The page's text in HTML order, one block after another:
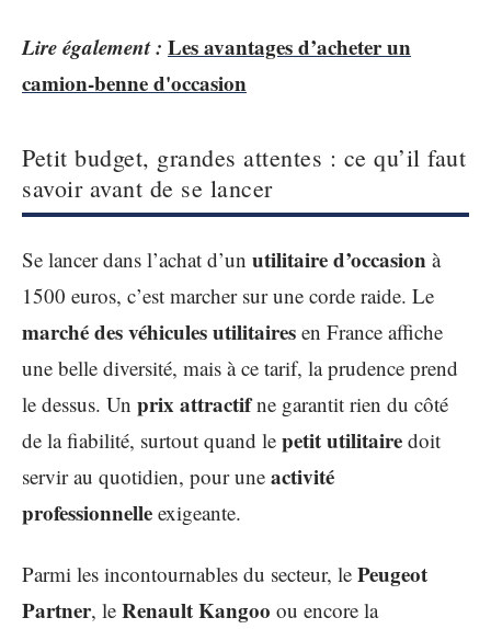
Lire également : Les avantages d’acheter un
camion-benne d'occasion
Petit budget, grandes attentes : ce qu’il faut
savoir avant de se lancer
Se lancer dans l’achat d’un utilitaire d’occasion à
1500 euros, c’est marcher sur une corde raide. Le
marché des véhicules utilitaires en France affiche
une belle diversité, mais à ce tarif, la prudence prend
le dessus. Un prix attractifne garantit rien du côté
de la fiabilité, surtout quand le petit utilitaire doit
servir au quotidien, pour une activité
professionnelle exigeante.
Parmi les incontournables du secteur, le Peugeot
Partner, le Renault Kangoo ou encore la